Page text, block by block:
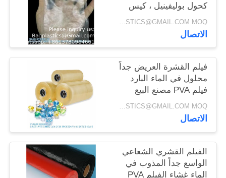
كحول بوليفينيل ، كيس
غسيل ، عبوة منظفات
INQUIRY: BAGPLASTICS@GMAIL.COM MOQ:الـ (واتس اب) +8613780964661
الاتصال
فيلم القشرة العريض جداً
محلول في الماء البارد
فيلم PVA مصنع البيع
المباشر نقل الطباعة
فيلم PVA المميز
INQUIRY: BAGPLASTICS@GMAIL.COM MOQ:الـ (واتس اب) +8613780964661
الاتصال
الفيلم القشري الشعاعي
الواسع جداً المذوب في
الماء غشاء الفيلم PVA